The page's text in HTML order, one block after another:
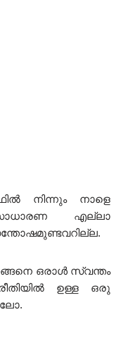
നിന്നും നാളെ
എല്ലാ
ഒരാൾ സ്വന്തം
ഉള്ള ഒരു